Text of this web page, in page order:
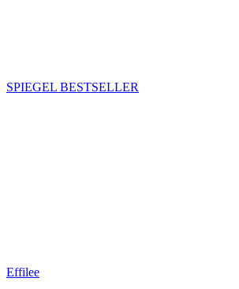
SPIEGEL BESTSELLER
Effilee